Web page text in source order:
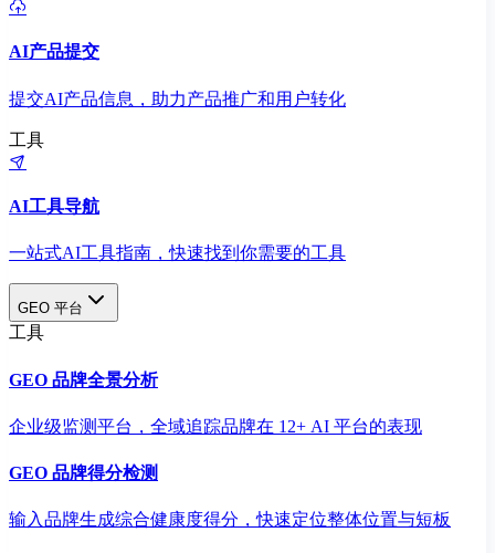
AI产品提交
提交AI产品信息，助力产品推广和用户转化
工具
AI工具导航
一站式AI工具指南，快速找到你需要的工具
GEO 平台
工具
GEO 品牌全景分析
企业级监测平台，全域追踪品牌在 12+ AI 平台的表现
GEO 品牌得分检测
输入品牌生成综合健康度得分，快速定位整体位置与短板